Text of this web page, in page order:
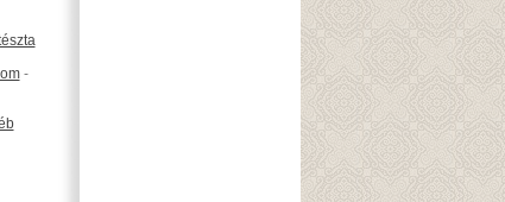
-